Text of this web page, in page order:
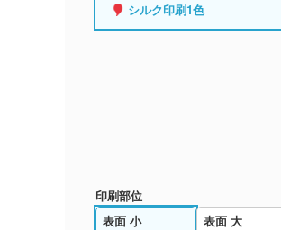
シルク印刷1色
印刷部位
表面 小
表面 大